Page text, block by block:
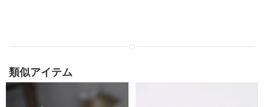
類似アイテム